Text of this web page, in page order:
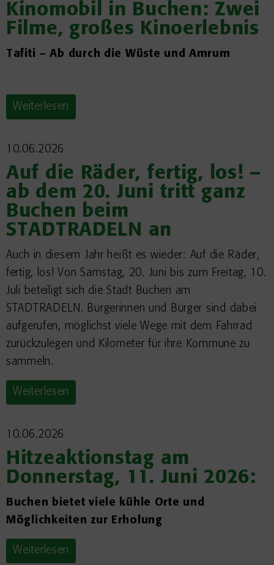
Kinomobil in Buchen: Zwei
Filme, großes Kinoerlebnis
Tafiti – Ab durch die Wüste und Amrum
Weiterlesen
10.06.2026
Auf die Räder, fertig, los! –
ab dem 20. Juni tritt ganz
Buchen beim
STADTRADELN an
Auch in diesem Jahr heißt es wieder: Auf die Räder,
fertig, los! Von Samstag, 20. Juni bis zum Freitag, 10.
Juli beteiligt sich die Stadt Buchen am
STADTRADELN. Bürgerinnen und Bürger sind dabei
aufgerufen, möglichst viele Wege mit dem Fahrrad
zurückzulegen und Kilometer für ihre Kommune zu
sammeln.
Weiterlesen
10.06.2026
Hitzeaktionstag am
Donnerstag, 11. Juni 2026:
Buchen bietet viele kühle Orte und
Möglichkeiten zur Erholung
Weiterlesen